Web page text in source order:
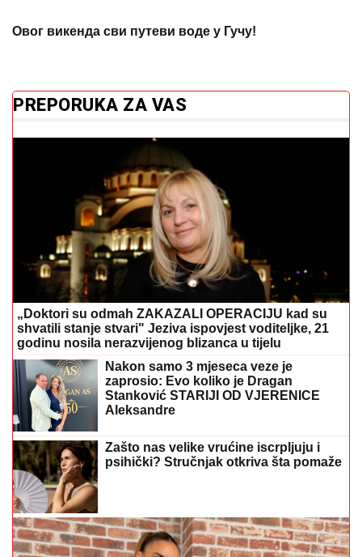
PREPORUKA ZA VAS
„Doktori su odmah ZAKAZALI OPERACIJU kad su
shvatili stanje stvari" Jeziva ispovjest voditeljke, 21
godinu nosila nerazvijenog blizanca u tijelu
Nakon samo 3 mjeseca veze je
zaprosio: Evo koliko je Dragan
Stanković STARIJI OD VJERENICE
Aleksandre
Zašto nas velike vrućine iscrpljuju i
psihički? Stručnjak otkriva šta pomaže